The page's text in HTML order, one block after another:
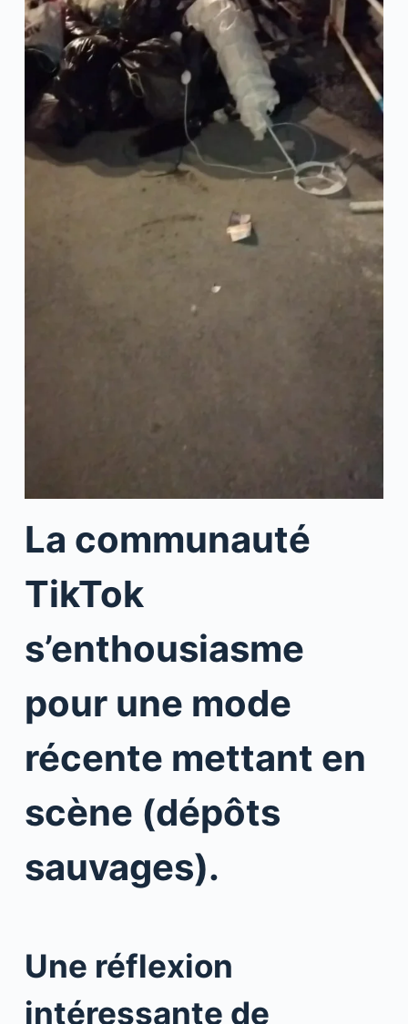
La communauté
TikTok
s’enthousiasme
pour une mode
récente mettant en
scène (dépôts
sauvages).
Une réflexion
intéressante de